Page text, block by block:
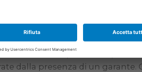
di lavoro precario, o una
per la banca.
se il richiedente è
chiesto un prestito in
dalla presenza di un garante.